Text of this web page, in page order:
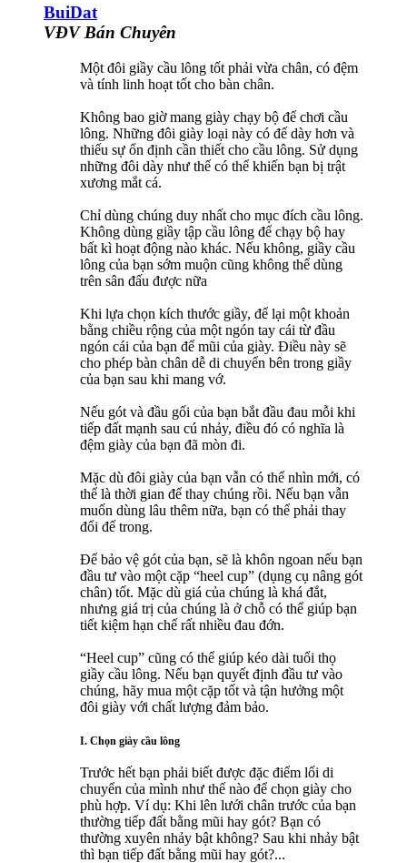
BuiDat
VĐV Bán Chuyên
Một đôi giầy cầu lông tốt phải vừa chân, có đệm
và tính linh hoạt tốt cho bàn chân.
Không bao giờ mang giày chạy bộ để chơi cầu
lông. Những đôi giày loại này có đế dày hơn và
thiếu sự ổn định cần thiết cho cầu lông. Sử dụng
những đôi dày như thế có thể khiến bạn bị trật
xương mắt cá.
Chỉ dùng chúng duy nhất cho mục đích cầu lông.
Không dùng giầy tập cầu lông để chạy bộ hay
bất kì hoạt động nào khác. Nếu không, giầy cầu
lông của bạn sớm muộn cũng không thể dùng
trên sân đấu được nữa
Khi lựa chọn kích thước giầy, để lại một khoản
bằng chiều rộng của một ngón tay cái từ đầu
ngón cái của bạn để mũi của giày. Điều này sẽ
cho phép bàn chân dễ di chuyển bên trong giầy
của bạn sau khi mang vớ.
Nếu gót và đầu gối của bạn bắt đầu đau mỗi khi
tiếp đất mạnh sau cú nhảy, điều đó có nghĩa là
đệm giày của bạn đã mòn đi.
Mặc dù đôi giày của bạn vẫn có thể nhìn mới, có
thể là thời gian để thay chúng rồi. Nếu bạn vẫn
muốn dùng lâu thêm nữa, bạn có thể phải thay
đổi đế trong.
Để bảo vệ gót của bạn, sẽ là khôn ngoan nếu bạn
đầu tư vào một cặp “heel cup” (dụng cụ nâng gót
chân) tốt. Mặc dù giá của chúng là khá đắt,
nhưng giá trị của chúng là ở chỗ có thể giúp bạn
tiết kiệm hạn chế rất nhiều đau đớn.
“Heel cup” cũng có thể giúp kéo dài tuổi thọ
giầy cầu lông. Nếu bạn quyết định đầu tư vào
chúng, hãy mua một cặp tốt và tận hưởng một
đôi giày với chất lượng đảm bảo.
I. Chọn giày cầu lông
Trước hết bạn phải biết được đặc điểm lối di
chuyển của mình như thế nào để chọn giày cho
phù hợp. Ví dụ: Khi lên lưới chân trước của bạn
thường tiếp đất bằng mũi hay gót? Bạn có
thường xuyên nhảy bật không? Sau khi nhảy bật
thì bạn tiếp đất bằng mũi hay gót?...